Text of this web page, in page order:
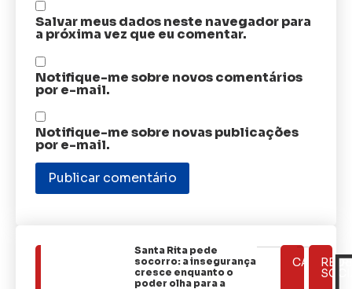
Salvar meus dados neste navegador para
a próxima vez que eu comentar.
Notifique-me sobre novos comentários
por e-mail.
Notifique-me sobre novas publicações
por e-mail.
Santa Rita pede
socorro: a insegurança
cresce enquanto o
poder olha para a